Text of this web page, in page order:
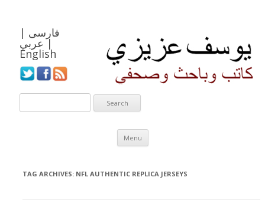
فارسی |
عربي |
English
Menu
Skip to content
TAG ARCHIVES: NFL AUTHENTIC REPLICA JERSEYS